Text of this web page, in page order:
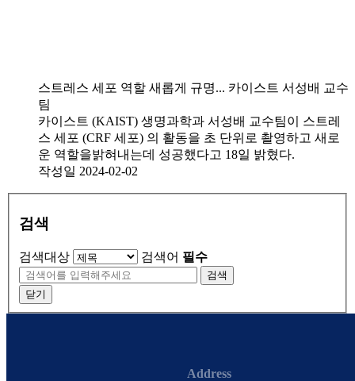
스트레스 세포 역할 새롭게 규명... 카이스트 서성배 교수
팀
카이스트 (KAIST) 생명과학과 서성배 교수팀이 스트레
스 세포 (CRF 세포) 의 활동을 초 단위로 촬영하고 새로
운 역할을밝혀내는데 성공했다고 18일 밝혔다.
작성일 2024-02-02
검색
검색대상 검색어 필수
검색
닫기
Address